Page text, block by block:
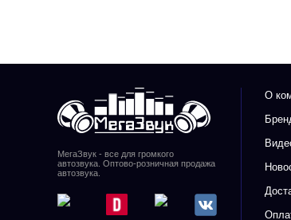
МегаЗвук - все для громкого
автозвука. Оптово-розничная продажа
автозвука.
О